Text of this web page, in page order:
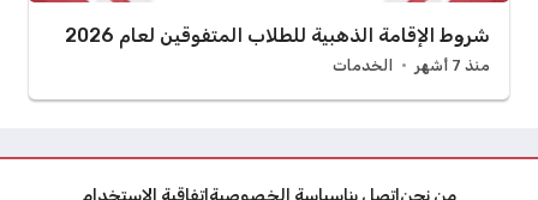
شروط الإقامة الذهبية للطلاب المتفوقين لعام 2026
منذ 7 أشهر الخدمات
من نحن اتصل بناسياسة الخصوصية اتفاقية الاستخدام